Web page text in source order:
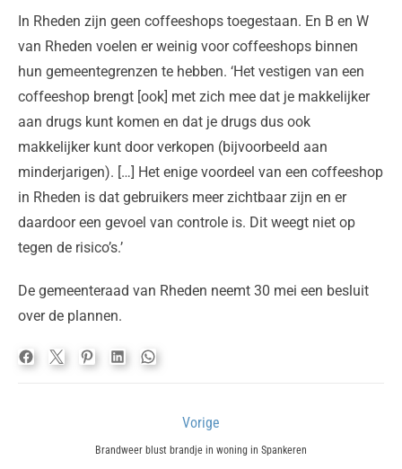
In Rheden zijn geen coffeeshops toegestaan. En B en W
van Rheden voelen er weinig voor coffeeshops binnen
hun gemeentegrenzen te hebben. ‘Het vestigen van een
coffeeshop brengt [ook] met zich mee dat je makkelijker
aan drugs kunt komen en dat je drugs dus ook
makkelijker kunt door verkopen (bijvoorbeeld aan
minderjarigen). […] Het enige voordeel van een coffeeshop
in Rheden is dat gebruikers meer zichtbaar zijn en er
daardoor een gevoel van controle is. Dit weegt niet op
tegen de risico’s.’
De gemeenteraad van Rheden neemt 30 mei een besluit
over de plannen.
Vorige
Previous
Brandweer blust brandje in woning in Spankeren